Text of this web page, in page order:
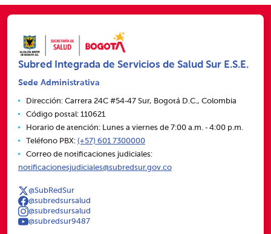
Subred Integrada de Servicios de Salud Sur E.S.E.
Sede Administrativa
Dirección: Carrera 24C #54‑47 Sur, Bogotá D.C., Colombia
Código postal: 110621
Horario de atención: Lunes a viernes de 7:00 a.m. ‑ 4:00 p.m.
Teléfono PBX: (+57) 601 7300000
Correo de notificaciones judiciales:
notificacionesjudiciales@subredsur.gov.co
@SubRedSur
@subredsursalud
@subredsursalud
@subredsur9487